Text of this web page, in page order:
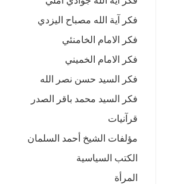
فكر آية الله مصباح اليزدي
فكر الامام الخامنئي
فكر الامام الخميني
فكر السيد حسن نصر الله
فكر السيد محمد باقر الصدر
قرآنيات
مؤلفات الشيخ أحمد السلمان
الكتب السياسية
المرأة